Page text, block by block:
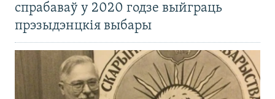
спрабаваў у 2020 годзе выйграць
прэзыдэнцкія выбары